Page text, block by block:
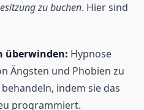
zu buchen. Hier sind
überwinden: Hypnose
Ängsten und Phobien zu
indem sie das
programmiert.